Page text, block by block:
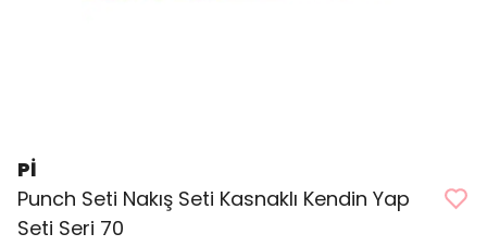
Pİ
Punch Seti Nakış Seti Kasnaklı Kendin Yap
Seti Seri 70